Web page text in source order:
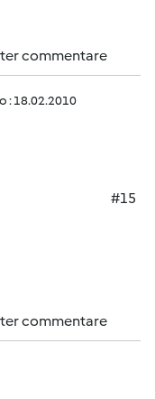
commentare
: 18.02.2010
#15
commentare